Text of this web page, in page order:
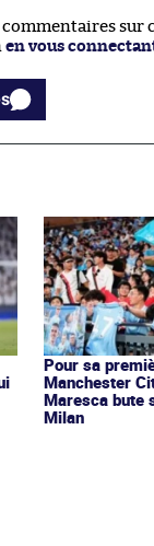
sur
en vous
Pour sa
Manchester
Maresca bute
Milan